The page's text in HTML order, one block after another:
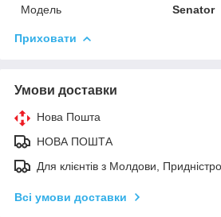
Мoдель
Senator
Приховати
Умови доставки
Нова Пошта
НОВА ПОШТА
Для клієнтів з Молдови,
Всі умови доставки